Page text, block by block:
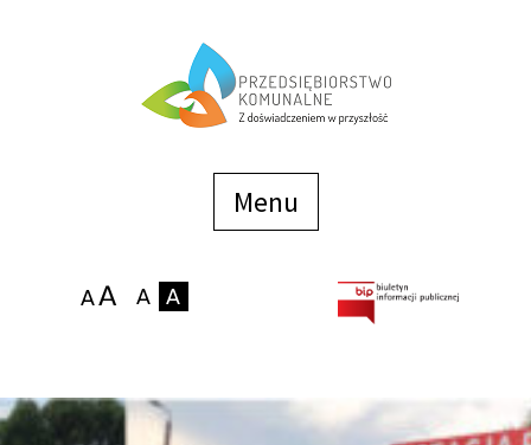
Menu
Zakłady